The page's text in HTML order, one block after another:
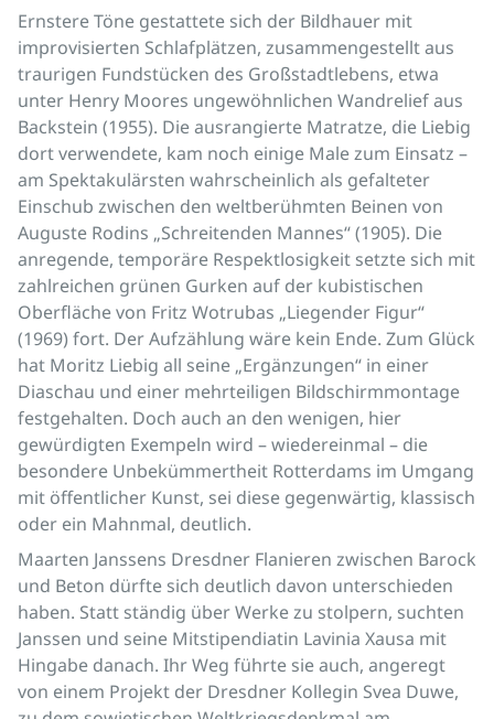
Ernstere Töne gestattete sich der Bildhauer mit
improvisierten Schlafplätzen, zusammengestellt aus
traurigen Fundstücken des Großstadtlebens, etwa
unter Henry Moores ungewöhnlichen Wandrelief aus
Backstein (1955). Die ausrangierte Matratze, die Liebig
dort verwendete, kam noch einige Male zum Einsatz –
am Spektakulärsten wahrscheinlich als gefalteter
Einschub zwischen den weltberühmten Beinen von
Auguste Rodins „Schreitenden Mannes“ (1905). Die
anregende, temporäre Respektlosigkeit setzte sich mit
zahlreichen grünen Gurken auf der kubistischen
Oberfläche von Fritz Wotrubas „Liegender Figur“
(1969) fort. Der Aufzählung wäre kein Ende. Zum Glück
hat Moritz Liebig all seine „Ergänzungen“ in einer
Diaschau und einer mehrteiligen Bildschirmmontage
festgehalten. Doch auch an den wenigen, hier
gewürdigten Exempeln wird – wiedereinmal – die
besondere Unbekümmertheit Rotterdams im Umgang
mit öffentlicher Kunst, sei diese gegenwärtig, klassisch
oder ein Mahnmal, deutlich.
Maarten Janssens Dresdner Flanieren zwischen Barock
und Beton dürfte sich deutlich davon unterschieden
haben. Statt ständig über Werke zu stolpern, suchten
Janssen und seine Mitstipendiatin Lavinia Xausa mit
Hingabe danach. Ihr Weg führte sie auch, angeregt
von einem Projekt der Dresdner Kollegin Svea Duwe,